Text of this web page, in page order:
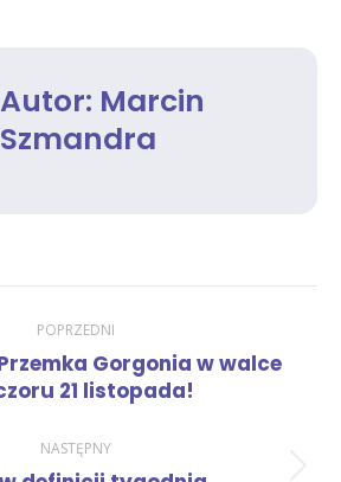
Autor: Marcin
Szmandra
POPRZEDNI
Poprzedni
wpis:
Gorgonia w walce
21 listopada!
NASTĘPNY
Następny